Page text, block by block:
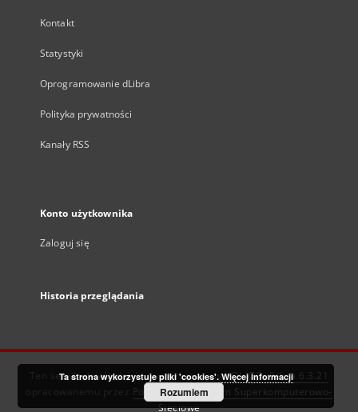
Kontakt
Statystyki
Oprogramowanie dLibra
Polityka prywatności
Kanały RSS
Konto użytkownika
Zaloguj się
Historia przeglądania
Ten serwis działa dzięki oprogramowaniuDInGO dLibra 6.3.21
Poznańskie Centrum Superkomputerowo-
Sieciowe
Ta strona wykorzystuje pliki 'cookies'. Więcej informacji
Rozumiem